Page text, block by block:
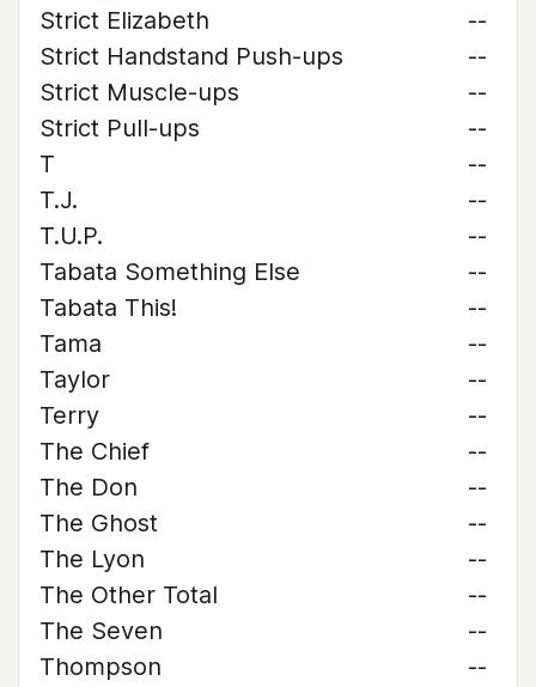
Strict Elizabeth
--
Strict Handstand Push-ups
--
Strict Muscle-ups
--
Strict Pull-ups
--
T
--
T.J.
--
T.U.P.
--
Tabata Something Else
--
Tabata This!
--
Tama
--
Taylor
--
Terry
--
The Chief
--
The Don
--
The Ghost
--
The Lyon
--
The Other Total
--
The Seven
--
Thompson
--